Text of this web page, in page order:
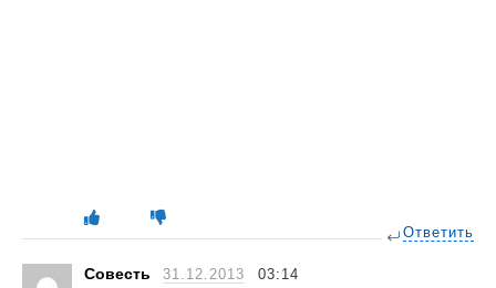
Ответить
Совесть 31.12.2013 03:14